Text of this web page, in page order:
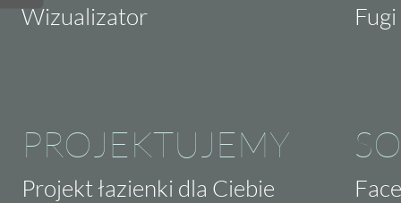
Wizualizator
PROJEKTUJEMY
Projekt łazienki dla Ciebie